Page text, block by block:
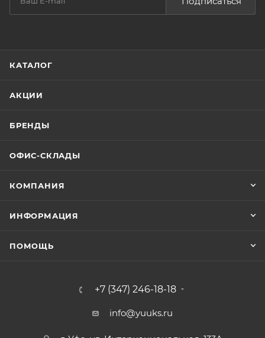
КАТАЛОГ
АКЦИИ
БРЕНДЫ
ОФИС-СКЛАДЫ
КОМПАНИЯ
ИНФОРМАЦИЯ
ПОМОЩЬ
+7 (347) 246-18-18
info@yuuks.ru